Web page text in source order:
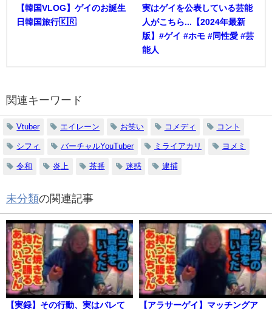
【韓国VLOG】ゲイのお誕生
日韓国旅行🇰🇷
実はゲイを公表している芸能
人がこちら...【2024年最新
版】#ゲイ #ホモ #同性愛 #芸
能人
関連キーワード
Vtuber エイレーン お笑い コメディ コント
シフィ バーチャルYouTuber ミライアカリ ヨメミ
令和 炎上 茶番 迷惑 逮捕
未分類の関連記事
【実録】その行動、実はバレて 【アラサーゲイ】マッチングア